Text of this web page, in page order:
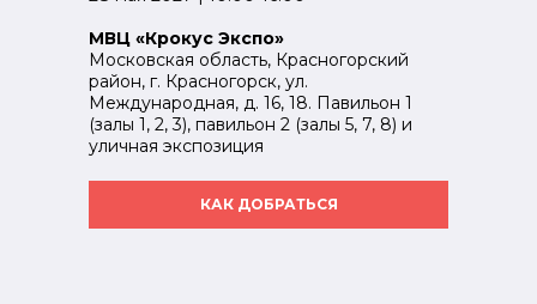
КАК ДОБРАТЬСЯ
МВЦ «Крокус Экспо»
Московская область, Красногорский
район, г. Красногорск, ул.
Международная, д. 16, 18. Павильон 1
(залы 1, 2, 3), павильон 2 (залы 5, 7, 8) и
уличная экспозиция